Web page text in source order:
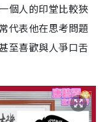
個人的印堂比較狹
代表他在思考問題
至喜歡與人爭口舌